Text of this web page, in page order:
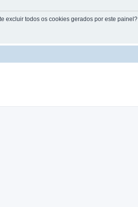
excluir todos os cookies gerados por este painel?